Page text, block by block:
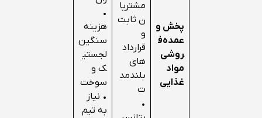
پخش و
عمده‌ف
روشی
مواد
غذایی
مشتریا
ن ثابت
و
قرارداد
های
بلندمد
ت
•
•
هزینه
سنگین
لجستی
ک و
سوخت
• نیاز
به تیم